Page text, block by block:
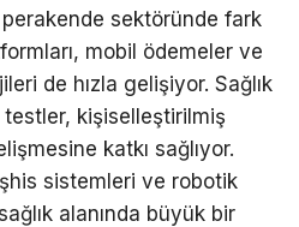
sektöründe fark
mobil ödemeler ve
de hızla gelişiyor. Sağlık
kişiselleştirilmiş
katkı sağlıyor.
sistemleri ve robotik
alanında büyük bir